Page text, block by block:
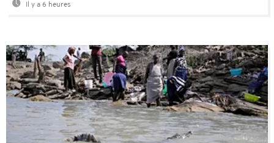
Il y a 6 heures